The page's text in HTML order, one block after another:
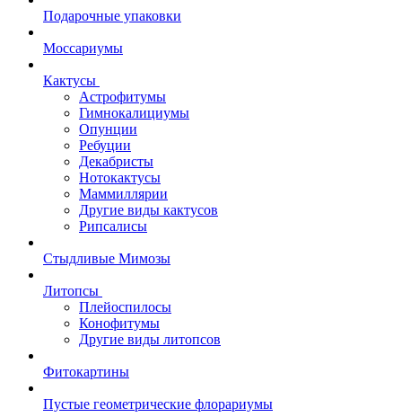
Подарочные упаковки
Моссариумы
Кактусы
Астрофитумы
Гимнокалициумы
Опунции
Ребуции
Декабристы
Нотокактусы
Маммиллярии
Другие виды кактусов
Рипсалисы
Стыдливые Мимозы
Литопсы
Плейоспилосы
Конофитумы
Другие виды литопсов
Фитокартины
Пустые геометрические флорариумы